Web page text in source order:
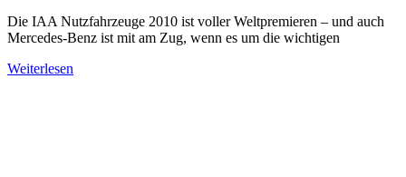
Die IAA Nutzfahrzeuge 2010 ist voller Weltpremieren – und auch
Mercedes-Benz ist mit am Zug, wenn es um die wichtigen
Weiterlesen